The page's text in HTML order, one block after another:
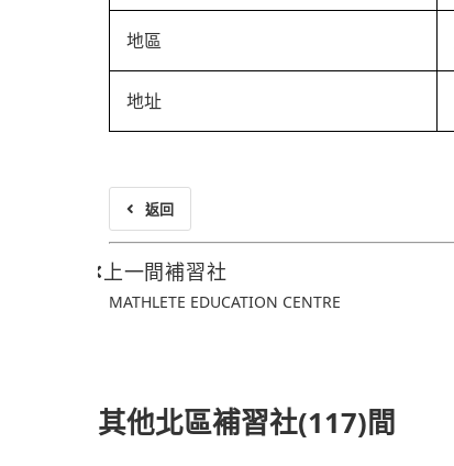
地區
地址
返回
上一間補習社
MATHLETE EDUCATION CENTRE
其他北區補習社(117)間